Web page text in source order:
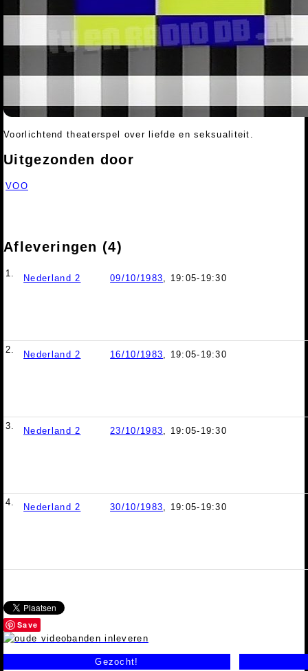
Voorlichtend theaterspel over liefde en seksualiteit.
Uitgezonden door
VOO
Afleveringen (4)
1. Nederland 2 09/10/1983 , 19:05-19:30
2. Nederland 2 16/10/1983 , 19:05-19:30
3. Nederland 2 23/10/1983 , 19:05-19:30
4. Nederland 2 30/10/1983 , 19:05-19:30
Save
Gezocht!